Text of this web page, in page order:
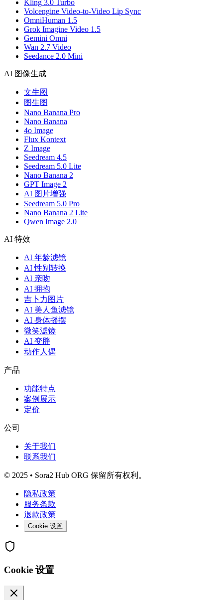
Kling 3.0 Turbo
Volcengine Video-to-Video Lip Sync
OmniHuman 1.5
Grok Imagine Video 1.5
Gemini Omni
Wan 2.7 Video
Seedance 2.0 Mini
AI 图像生成
文生图
图生图
Nano Banana Pro
Nano Banana
4o Image
Flux Kontext
Z Image
Seedream 4.5
Seedream 5.0 Lite
Nano Banana 2
GPT Image 2
AI 图片增强
Seedream 5.0 Pro
Nano Banana 2 Lite
Qwen Image 2.0
AI 特效
AI 年龄滤镜
AI 性别转换
AI 亲吻
AI 拥抱
吉卜力图片
AI 美人鱼滤镜
AI 身体摇摆
微笑滤镜
AI 变胖
动作人偶
产品
功能特点
案例展示
定价
公司
关于我们
联系我们
© 2025 • Sora2 Hub ORG 保留所有权利。
隐私政策
服务条款
退款政策
Cookie 设置
Cookie 设置